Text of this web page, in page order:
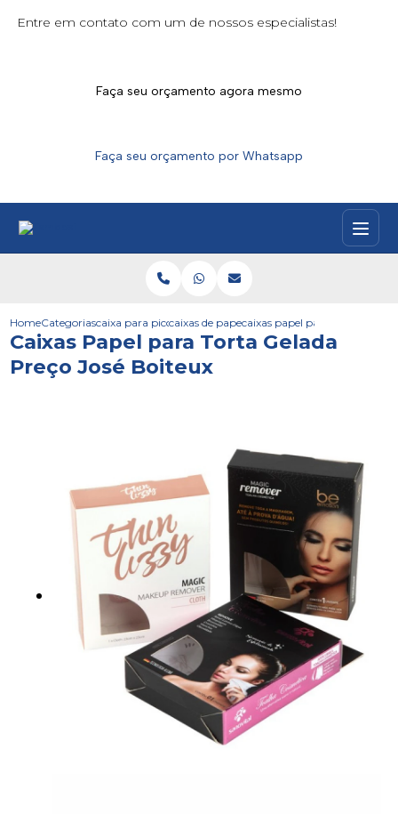
Entre em contato com um de nossos especialistas!
Faça seu orçamento agora mesmo
Faça seu orçamento por Whatsapp
HomeCategoriascaixa para picolescaixas de papel para picolecaixas papel para torta gelada
Caixas Papel para Torta Gelada
Preço José Boiteux